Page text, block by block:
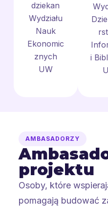
dziekan
Wydziału
Nauk
Ekonomic
znych
UW
i
AMBASADORZY
projektu
Osoby, które
pomagają budować